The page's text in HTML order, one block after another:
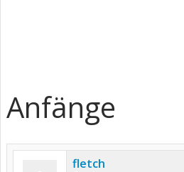
Anfänge
fletch